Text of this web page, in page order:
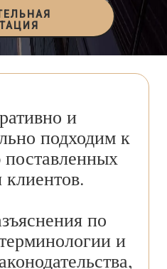
и
подходим к
клиентов.
по
и